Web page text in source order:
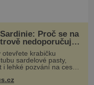
Proč se na
nedoporučuje
otevřete krabičku
sardelové pasty,
i lehké pozvání na cestu
moře, na
Sardů. Věděli jste, že